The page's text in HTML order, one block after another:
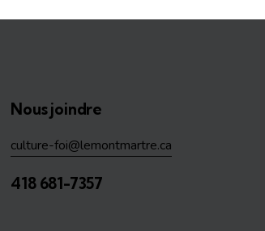
Nous joindre
culture-foi@lemontmartre.ca
418 681-7357